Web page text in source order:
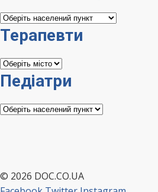
Сімейні
лікарі
Терапевти
Терапевти
Педіатри
Педіатри
© 2026 DOC.CO.UA